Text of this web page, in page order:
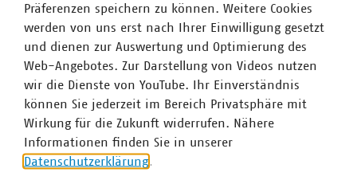
Präferenzen speichern zu können. Weitere Cookies
werden von uns erst nach Ihrer Einwilligung gesetzt
und dienen zur Auswertung und Optimierung des
Web-Angebotes. Zur Darstellung von Videos nutzen
wir die Dienste von YouTube. Ihr Einverständnis
können Sie jederzeit im Bereich Privatsphäre mit
Wirkung für die Zukunft widerrufen. Nähere
Informationen finden Sie in unserer
Datenschutzerklärung.